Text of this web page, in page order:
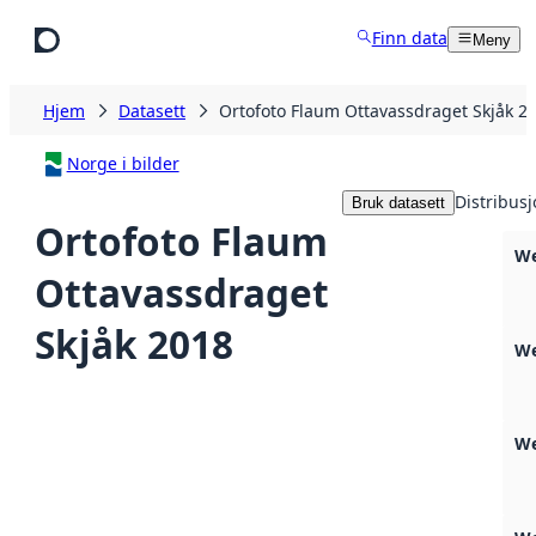
Finn data Meny
Hjem Datasett Ortofoto Flaum Ottavassdraget Skjåk
Norge i bilder
Ortofoto Flaum
Ottavassdraget
Skjåk 2018
Bruk datasett